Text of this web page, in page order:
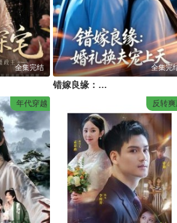
全集完结 全集完
错嫁良缘：婚礼换夫宠上天
年代穿越 反转